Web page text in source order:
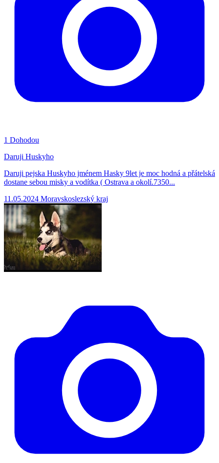
1 Dohodou
Daruji Huskyho
Daruji pejska Huskyho jménem Hasky 9let je moc hodná a přátelská
dostane sebou misky a vodítka ( Ostrava a okolí.7350...
11.05.2024 Moravskoslezský kraj